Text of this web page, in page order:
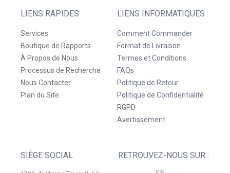
LIENS RAPIDES
Services
Boutique de Rapports
À Propos de Nous
Processus de Recherche
Nous Contacter
Plan du Site
LIENS INFORMATIQUES
Comment Commander
Format de Livraison
Termes et Conditions
FAQs
Politique de Retour
Politique de Confidentialité
RGPD
Avertissement
SIÈGE SOCIAL RETROUVEZ-NOUS SUR :